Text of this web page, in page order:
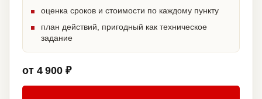
оценка сроков и стоимости по каждому пункту
план действий, пригодный как техническое
задание
от 4 900 ₽